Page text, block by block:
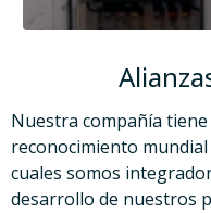
Nuestra compañía
reconocimiento
cuales somos
desarrollo de nuestros